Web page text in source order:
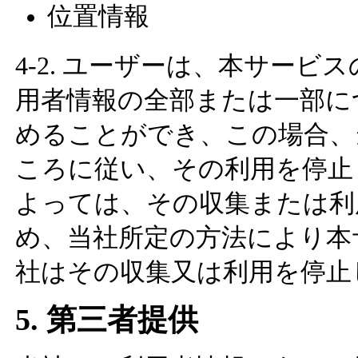
位置情報
4-2. ユーザーは、本サービ
用者情報の全部または一部
めることができ、この場合
ころに従い、その利用を停
よっては、その収集または
め、当社所定の方法により
社はその収集又は利用を停
5. 第三者提供